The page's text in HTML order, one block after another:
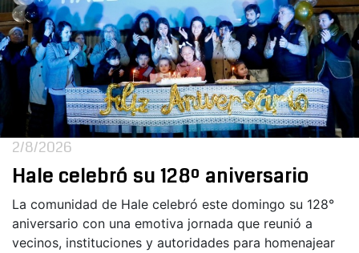
2/8/2026
Hale celebró su 128º aniversario
La comunidad de Hale celebró este domingo su 128°
aniversario con una emotiva jornada que reunió a
vecinos, instituciones y autoridades para homenajear